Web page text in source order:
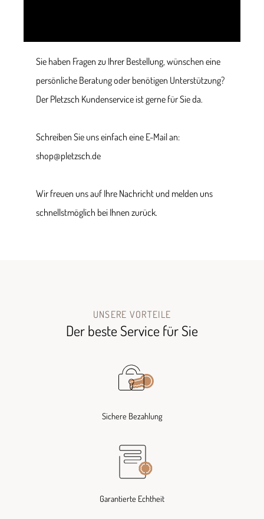
Sie haben Fragen zu Ihrer Bestellung, wünschen eine
persönliche Beratung oder benötigen Unterstützung?
Der Pletzsch Kundenservice ist gerne für Sie da.
Schreiben Sie uns einfach eine E-Mail an:
shop@pletzsch.de
Wir freuen uns auf Ihre Nachricht und melden uns
schnellstmöglich bei Ihnen zurück.
UNSERE VORTEILE
Der beste Service für Sie
Sichere Bezahlung
Garantierte Echtheit